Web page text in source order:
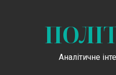
Аналітичне